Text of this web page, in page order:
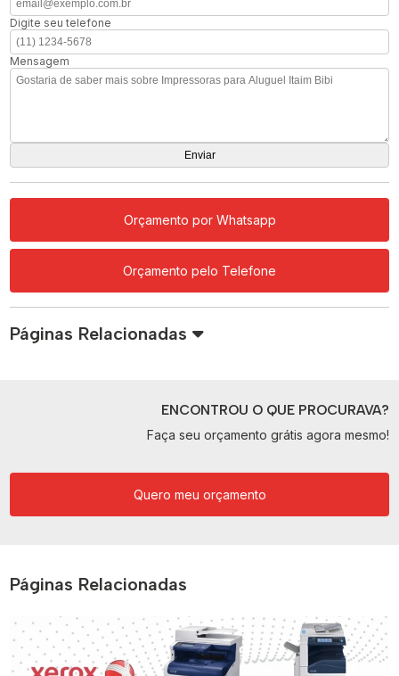
Digite seu telefone
Mensagem
Orçamento por Whatsapp
Orçamento pelo Telefone
Páginas Relacionadas
ENCONTROU O QUE PROCURAVA?
Faça seu orçamento grátis agora mesmo!
Quero meu orçamento
Páginas Relacionadas